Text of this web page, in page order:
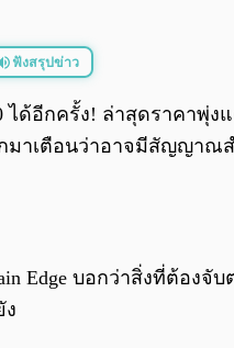
ฟังสรุปข่าว
ได้อีกครั้ง! ล่าสุดราคาพุ่
มาเตือนว่าอาจมีสัญญาณ
Edge บอกว่าสิ่งที่ต้องจั
ง